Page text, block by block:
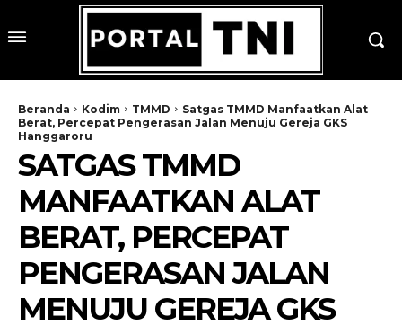
Beranda Kodim TMMD
Satgas TMMD Manfaatkan Alat
Berat, Percepat Pengerasan Jalan Menuju Gereja GKS
Hanggaroru
SATGAS TMMD
MANFAATKAN ALAT
BERAT, PERCEPAT
PENGERASAN JALAN
MENUJU GEREJA GKS